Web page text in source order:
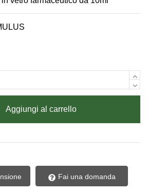
Aggiungi al carrello
Fai una domanda